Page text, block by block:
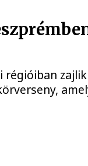
régióiban